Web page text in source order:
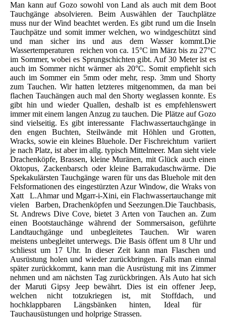
Man kann auf Gozo sowohl von Land als auch mit dem Boot
Tauchgänge absolvieren. Beim Auswählen der Tauchplätze
muss nur der Wind beachtet werden. Es gibt rund um die Inseln
Tauchpätze und somit immer welchen, wo windgeschützt sind
und man sicher ins und aus dem Wasser kommt.Die
Wassertemperaturen reichen von ca. 15°C im März bis zu 27°C
im Sommer, wobei es Sprungschichten gibt. Auf 30 Meter ist es
auch im Sommer nicht wärmer als 20°C. Somit empfiehlt sich
auch im Sommer ein 5mm oder mehr, resp. 3mm und Shorty
zum Tauchen. Wir hatten letzteres mitgenommen, da man bei
flachen Tauchängen auch mal den Shorty weglassen konnte. Es
gibt hin und wieder Quallen, deshalb ist es empfehlenswert
immer mit einem langen Anzug zu tauchen. Die Plätze auf Gozo
sind vielseitig. Es gibt interessante Flachwassertauchgänge in
den engen Buchten, Steilwände mit Höhlen und Grotten,
Wracks, sowie ein kleines Bluehole. Der Fischreichtum variiert
je nach Platz, ist aber im allg. typisch Mittelmeer. Man sieht viele
Drachenköpfe, Brassen, kleine Muränen, mit Glück auch einen
Oktopus, Zackenbarsch oder kleine Barrakudaschwärme. Die
Spekakulärsten Tauchgänge waren für uns das Bluehole mit den
Felsformationen des eingestürzten Azur Window, die Wraks von
Xatt L.Ahmar und Mgarr-i-Xini, ein Flachwassertauchange mit
vielen Barben, Drachenköpfen und Seezungen.Die Tauchbasis,
St. Andrews Dive Cove, bietet 3 Arten von Tauchen an. Zum
einen Bootstauchänge während der Sommersaison, geführte
Landtauchgänge und unbegleitetes Tauchen. Wir waren
meistens unbegleitet unterwegs. Die Basis öffent um 8 Uhr und
schliesst um 17 Uhr. In dieser Zeit kann man Flaschen und
Ausrüstung holen und wieder zurückbringen. Falls man einmal
später zurückkommt, kann man die Ausrüstung mit ins Zimmer
nehmen und am nächsten Tag zurückbringen. Als Auto hat sich
der Maruti Gipsy Jeep bewährt. Dies ist ein offener Jeep,
welchen nicht totzukriegen ist, mit Stoffdach, und
hochklappbaren Längsbänken hinten, Ideal für
Tauchausüstungen und holprige Strassen.